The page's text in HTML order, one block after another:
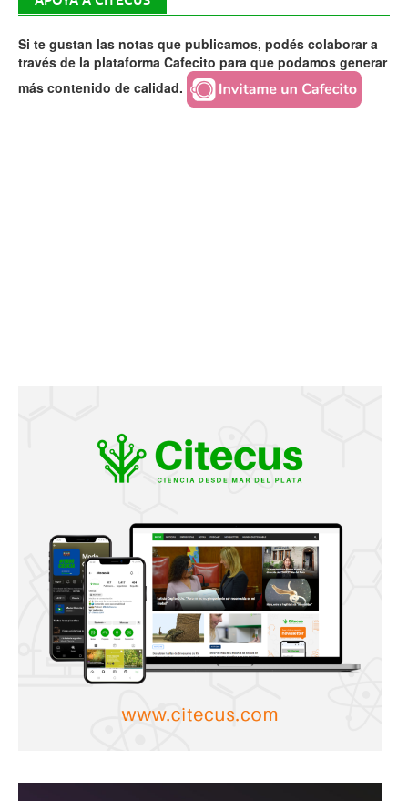
Si te gustan las notas que publicamos, podés colaborar a
través de la plataforma Cafecito para que podamos generar
más contenido de calidad.